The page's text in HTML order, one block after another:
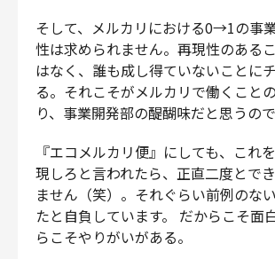
そして、メルカリにおける0→1の事
性は求められません。再現性のある
はなく、誰も成し得ていないことに
る。それこそがメルカリで働くこと
り、事業開発部の醍醐味だと思うので
『エコメルカリ便』にしても、これ
現しろと言われたら、正直二度とで
ません（笑）。それぐらい前例のな
たと自負しています。 だからこそ面
らこそやりがいがある。